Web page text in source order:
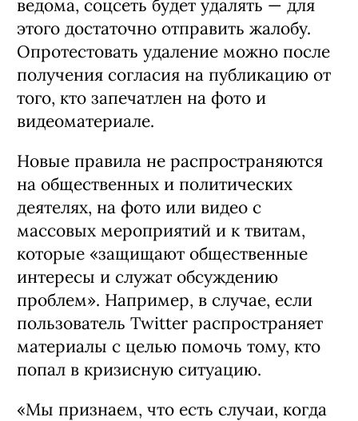
ведома, соцсеть будет удалять — для
этого достаточно отправить жалобу.
Опротестовать удаление можно после
получения согласия на публикацию от
того, кто запечатлен на фото и
видеоматериале.
Новые правила не распространяются
на общественных и политических
деятелях, на фото или видео с
массовых мероприятий и к твитам,
которые «защищают общественные
интересы и служат обсуждению
проблем». Например, в случае, если
пользователь Twitter распространяет
материалы с целью помочь тому, кто
попал в кризисную ситуацию.
«Мы признаем, что есть случаи, когда